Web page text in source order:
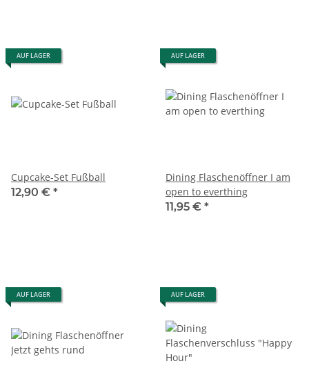
AUF LAGER
Cupcake-Set Fußball
12,90 € *
AUF LAGER
Dining Flaschenöffner I am
open to everthing
11,95 € *
AUF LAGER AUF LAGER